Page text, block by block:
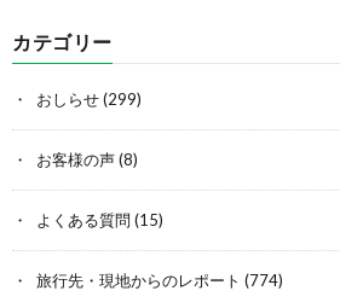
カテゴリー
おしらせ(299)
お客様の声(8)
よくある質問 (15)
旅行先・現地からのレポート (774)